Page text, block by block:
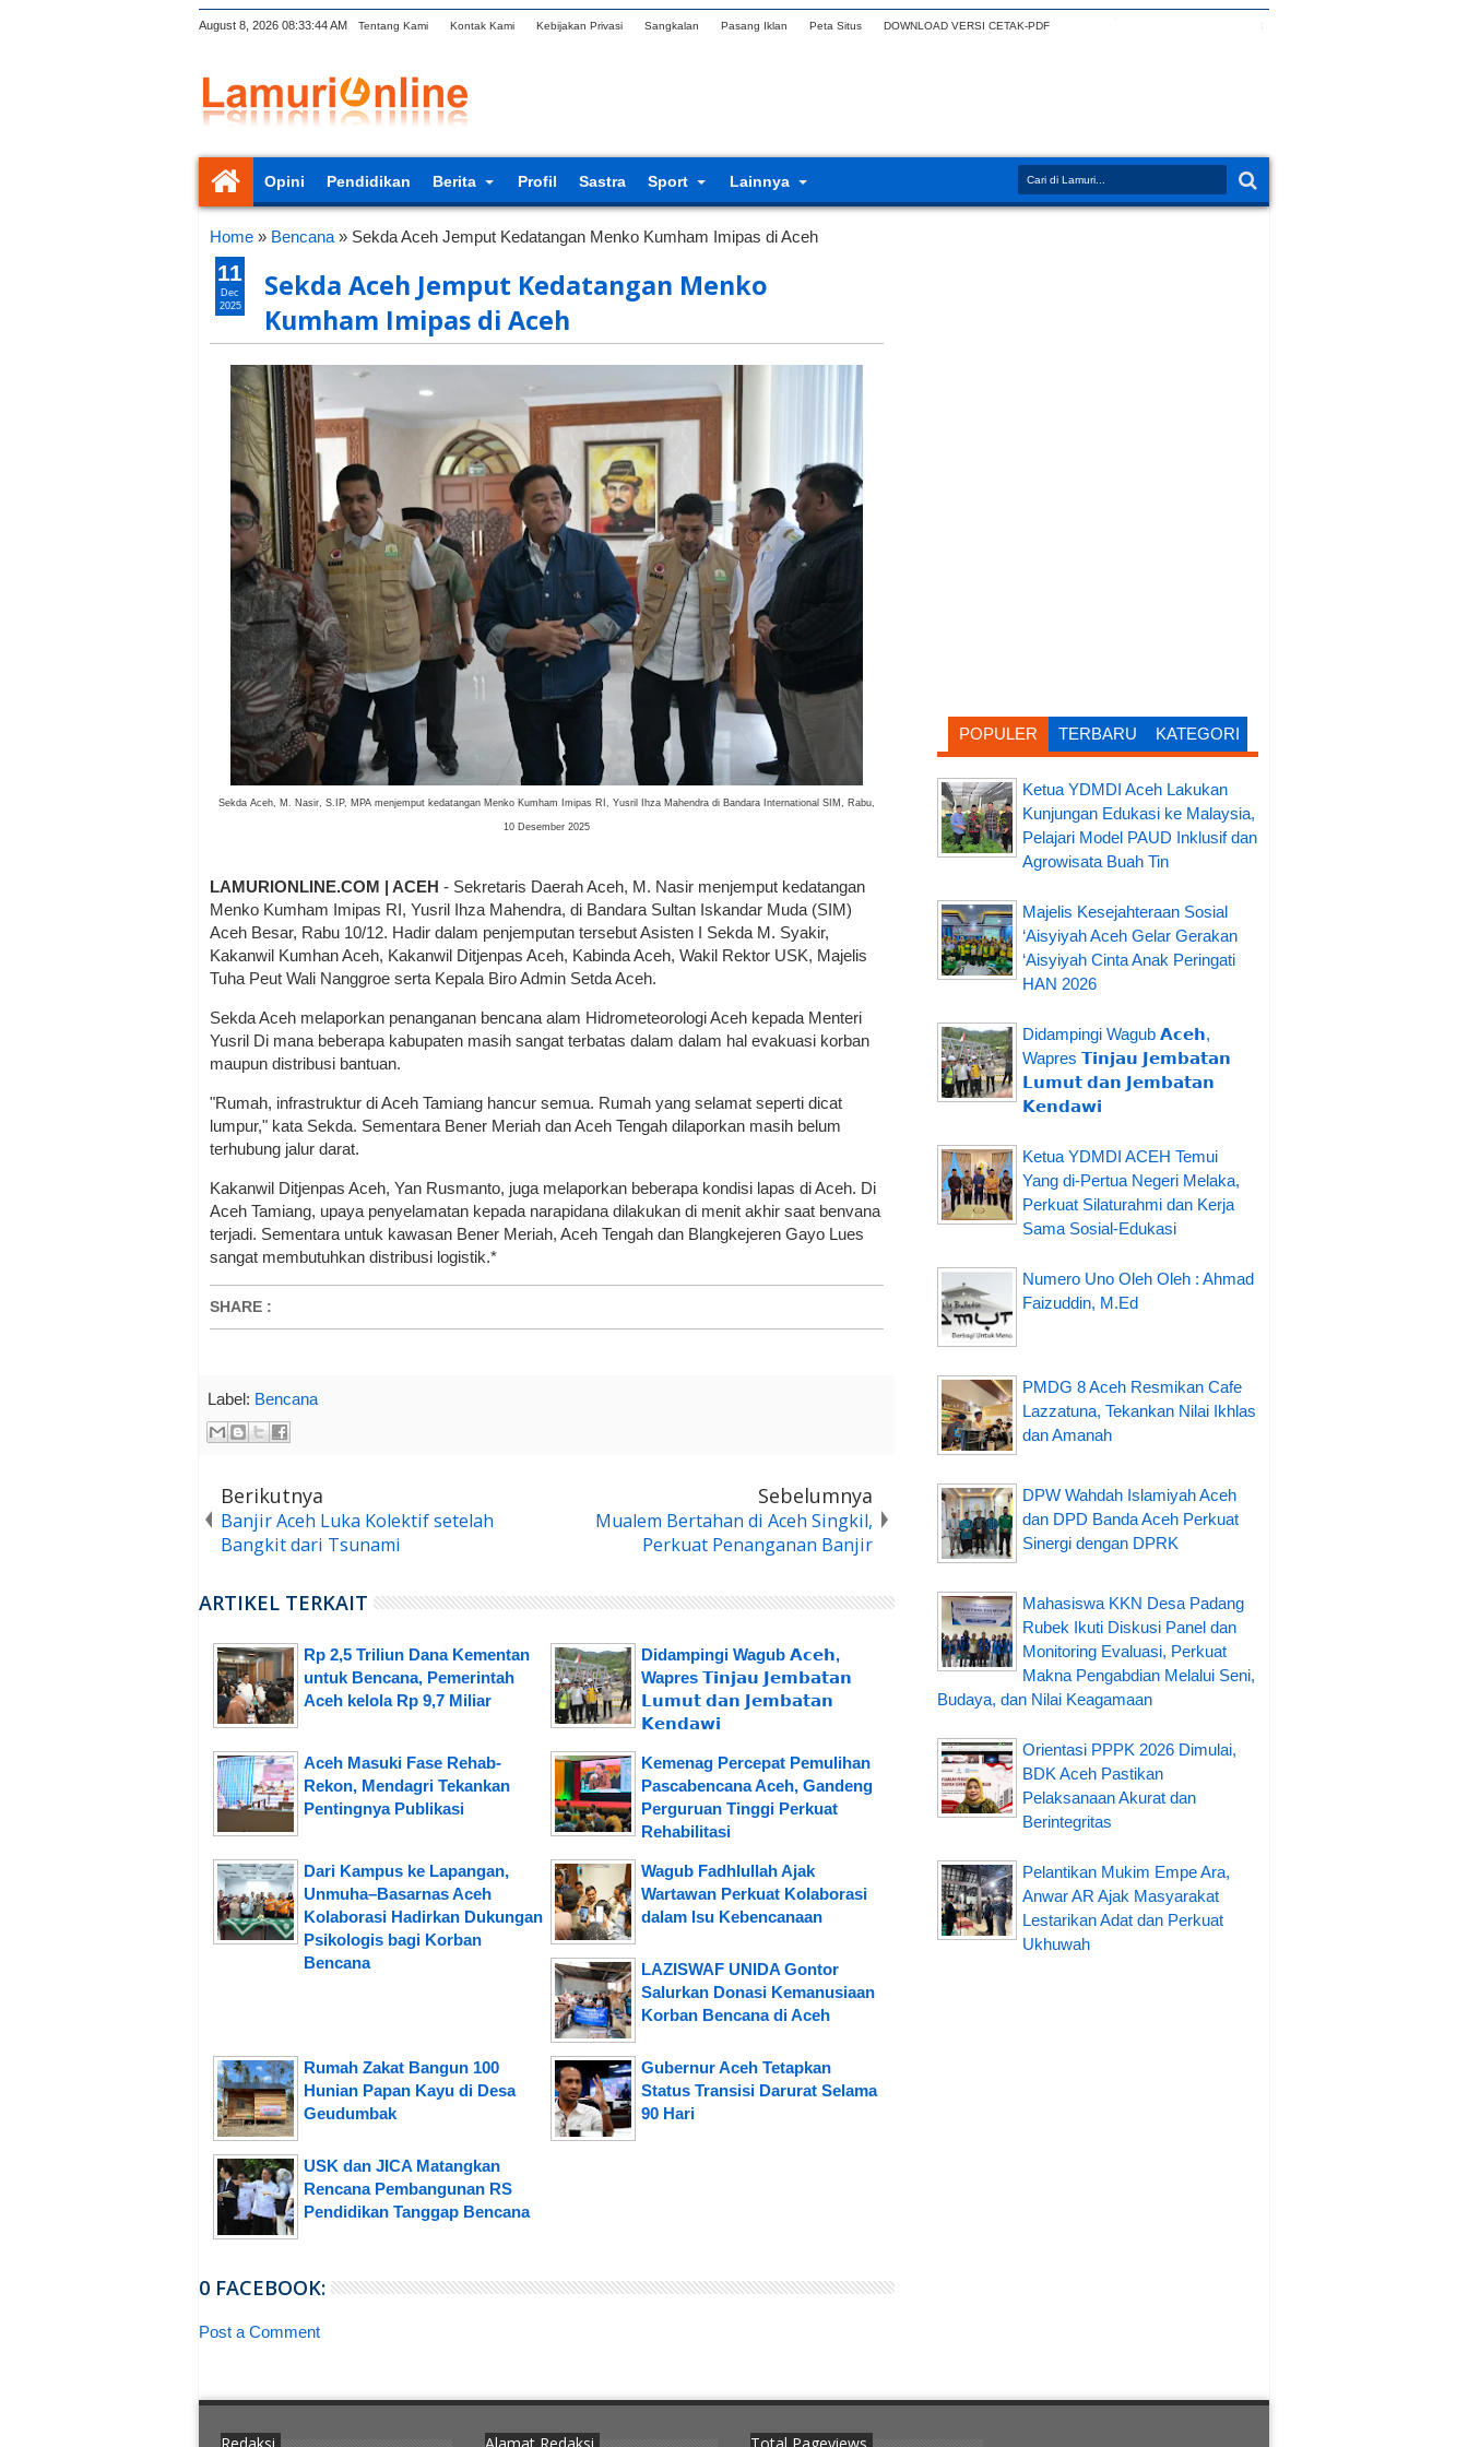
August 8, 2026 08:33:45 AM Tentang Kami Kontak Kami Kebijakan Privasi Sangkalan Pasang Iklan Peta Situs DOWNLOAD VERSI CETAK-PDF
Opini Pendidikan Berita Profil Sastra Sport Lainnya
Home » Bencana » Sekda Aceh Jemput Kedatangan Menko Kumham Imipas di Aceh
Sekda Aceh Jemput Kedatangan Menko
Kumham Imipas di Aceh
Sekda Aceh, M. Nasir, S.IP, MPA menjemput kedatangan Menko Kumham Imipas RI, Yusril Ihza Mahendra di Bandara International SIM, Rabu,
10 Desember 2025
LAMURIONLINE.COM | ACEH - Sekretaris Daerah Aceh, M. Nasir menjemput kedatangan
Menko Kumham Imipas RI, Yusril Ihza Mahendra, di Bandara Sultan Iskandar Muda (SIM)
Aceh Besar, Rabu 10/12. Hadir dalam penjemputan tersebut Asisten I Sekda M. Syakir,
Kakanwil Kumhan Aceh, Kakanwil Ditjenpas Aceh, Kabinda Aceh, Wakil Rektor USK, Majelis
Tuha Peut Wali Nanggroe serta Kepala Biro Admin Setda Aceh.
Sekda Aceh melaporkan penanganan bencana alam Hidrometeorologi Aceh kepada Menteri
Yusril Di mana beberapa kabupaten masih sangat terbatas dalam dalam hal evakuasi korban
maupun distribusi bantuan.
"Rumah, infrastruktur di Aceh Tamiang hancur semua. Rumah yang selamat seperti dicat
lumpur," kata Sekda. Sementara Bener Meriah dan Aceh Tengah dilaporkan masih belum
terhubung jalur darat.
Kakanwil Ditjenpas Aceh, Yan Rusmanto, juga melaporkan beberapa kondisi lapas di Aceh. Di
Aceh Tamiang, upaya penyelamatan kepada narapidana dilakukan di menit akhir saat benvana
terjadi. Sementara untuk kawasan Bener Meriah, Aceh Tengah dan Blangkejeren Gayo Lues
sangat membutuhkan distribusi logistik.*
SHARE :
11
Dec
2025
Label: Bencana
Berikutnya
Banjir Aceh Luka Kolektif setelah
Bangkit dari Tsunami
Sebelumnya
Mualem Bertahan di Aceh Singkil,
Perkuat Penanganan Banjir
ARTIKEL TERKAIT
Rp 2,5 Triliun Dana Kementan
untuk Bencana, Pemerintah
Aceh kelola Rp 9,7 Miliar
Didampingi Wagub 𝗔𝗰𝗲𝗵,
Wapres 𝗧𝗶𝗻𝗷𝗮𝘂 𝗝𝗲𝗺𝗯𝗮𝘁𝗮𝗻
𝗟𝘂𝗺𝘂𝘁 𝗱𝗮𝗻 𝗝𝗲𝗺𝗯𝗮𝘁𝗮𝗻
𝗞𝗲𝗻𝗱𝗮𝘄𝗶
Aceh Masuki Fase Rehab-
Rekon, Mendagri Tekankan
Pentingnya Publikasi
Kemenag Percepat Pemulihan
Pascabencana Aceh, Gandeng
Perguruan Tinggi Perkuat
Rehabilitasi
Dari Kampus ke Lapangan,
Unmuha–Basarnas Aceh
Kolaborasi Hadirkan Dukungan
Psikologis bagi Korban
Bencana
Wagub Fadhlullah Ajak
Wartawan Perkuat Kolaborasi
dalam Isu Kebencanaan
LAZISWAF UNIDA Gontor
Salurkan Donasi Kemanusiaan
Korban Bencana di Aceh
Rumah Zakat Bangun 100
Hunian Papan Kayu di Desa
Geudumbak
Gubernur Aceh Tetapkan
Status Transisi Darurat Selama
90 Hari
USK dan JICA Matangkan
Rencana Pembangunan RS
Pendidikan Tanggap Bencana
0 FACEBOOK:
Post a Comment
POPULER TERBARU KATEGORI
Ketua YDMDI Aceh Lakukan
Kunjungan Edukasi ke Malaysia,
Pelajari Model PAUD Inklusif dan
Agrowisata Buah Tin
Majelis Kesejahteraan Sosial
‘Aisyiyah Aceh Gelar Gerakan
‘Aisyiyah Cinta Anak Peringati
HAN 2026
Didampingi Wagub 𝗔𝗰𝗲𝗵,
Wapres 𝗧𝗶𝗻𝗷𝗮𝘂 𝗝𝗲𝗺𝗯𝗮𝘁𝗮𝗻
𝗟𝘂𝗺𝘂𝘁 𝗱𝗮𝗻 𝗝𝗲𝗺𝗯𝗮𝘁𝗮𝗻
𝗞𝗲𝗻𝗱𝗮𝘄𝗶
Ketua YDMDI ACEH Temui
Yang di-Pertua Negeri Melaka,
Perkuat Silaturahmi dan Kerja
Sama Sosial-Edukasi
Numero Uno Oleh Oleh : Ahmad
Faizuddin, M.Ed
PMDG 8 Aceh Resmikan Cafe
Lazzatuna, Tekankan Nilai Ikhlas
dan Amanah
DPW Wahdah Islamiyah Aceh
dan DPD Banda Aceh Perkuat
Sinergi dengan DPRK
Mahasiswa KKN Desa Padang
Rubek Ikuti Diskusi Panel dan
Monitoring Evaluasi, Perkuat
Makna Pengabdian Melalui Seni,
Budaya, dan Nilai Keagamaan
Orientasi PPPK 2026 Dimulai,
BDK Aceh Pastikan
Pelaksanaan Akurat dan
Berintegritas
Pelantikan Mukim Empe Ara,
Anwar AR Ajak Masyarakat
Lestarikan Adat dan Perkuat
Ukhuwah